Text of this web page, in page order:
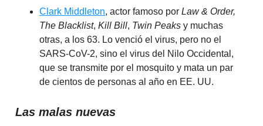
Clark Middleton, actor famoso por Law & Order,
The Blacklist, Kill Bill, Twin Peaks y muchas
otras, a los 63. Lo venció el virus, pero no el
SARS-CoV-2, sino el virus del Nilo Occidental,
que se transmite por el mosquito y mata un par
de cientos de personas al año en EE. UU.
Las malas nuevas